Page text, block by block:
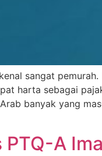
sangat
harta sebagai
A